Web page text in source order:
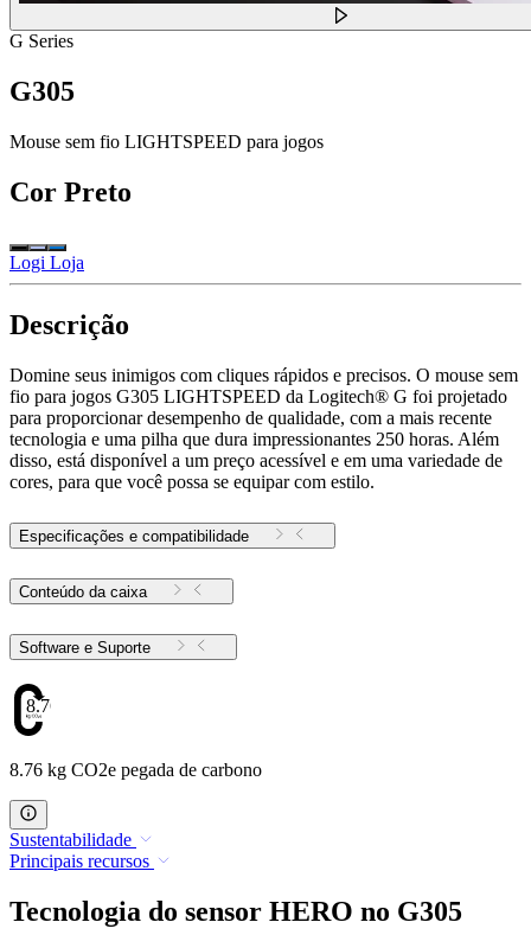
G Series
G305
Mouse sem fio LIGHTSPEED para jogos
Cor Preto
Logi Loja
Descrição
Domine seus inimigos com cliques rápidos e precisos. O mouse sem
fio para jogos G305 LIGHTSPEED da Logitech® G foi projetado
para proporcionar desempenho de qualidade, com a mais recente
tecnologia e uma pilha que dura impressionantes 250 horas. Além
disso, está disponível a um preço acessível e em uma variedade de
cores, para que você possa se equipar com estilo.
Especificações e compatibilidade
Conteúdo da caixa
Software e Suporte
8.76
8.76 kg CO2e pegada de carbono
Sustentabilidade
Principais recursos
Tecnologia do sensor HERO no G305